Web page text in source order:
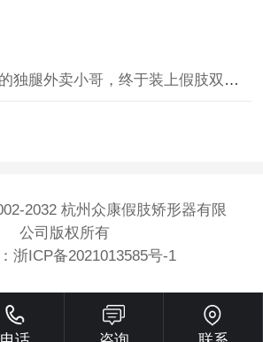
上一篇：感动杭州的独腿外卖小哥，终于装上假肢双腿行走啦！
2032 杭州众康假肢矫形器有限
公司版权所有
浙ICP备2021013585号-1